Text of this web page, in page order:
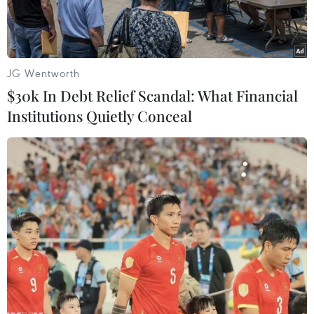
Tổng thống Ukraine Petro Poroshenko (phải) hội đàm với người
đồng cấp Kazakhstan Nursultan Nazarbayev đang ở thăm
Ukraine.(Nguồn: AFP/TTXVN)
Tổng thống Ukraine Petro Poroshenko và người
đồng cấp Kazakhstan Nursultan Nazarbayev
ngày 15/1 đã nhất trí rằng cuộc gặp thượng đỉnh
JG Wentworth
$30k In Debt Relief Scandal: What Financial
Institutions Quietly Conceal